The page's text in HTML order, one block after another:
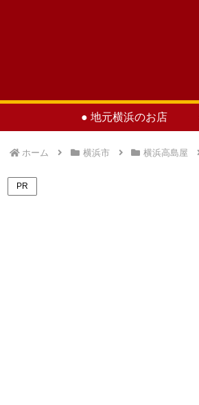
● 地元横浜のお店
ホーム 横浜市 横浜高島屋
PR